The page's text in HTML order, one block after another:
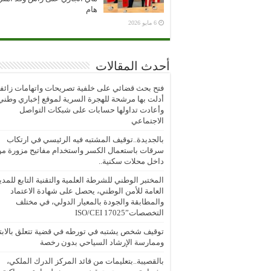
هام
6 مايو 2026
أحدث المقالات
فتح بحث قضائي على خلفية تصريحات واتهامات
أدلت بها مرشحة للهجرة السرية لموقع إخباري
وأعادت تداولها حسابات على شبكات التواصل
الاجتماعي
بالجديدة..توقيف المشتبه فيه الرئيسي في ارتكاب
سرقات باستعمال الكسر واستخدام مفاتيح مزورة
داخل محلات سكنية..
المختبر الوطني للشرطة العلمية والتقنية التابع
العامة للأمن الوطني، يحصل على شهادة الاعتماد
والمطابقة والجودة بالمعيار الدولي، في مختلف
التخصصات”ISO/CEI 17025
توقيف شخص يشتبه في تورطه في قضية تتعلق
وممارسة الإرشاد السياحي بدون رخصة
بالقصيبة..بتعليمات من قائد المركز الدرك الملكي،